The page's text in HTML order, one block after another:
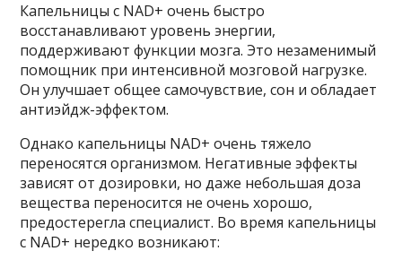
Капельницы с NAD+ очень быстро
восстанавливают уровень энергии,
поддерживают функции мозга. Это незаменимый
помощник при интенсивной мозговой нагрузке.
Он улучшает общее самочувствие, сон и обладает
антиэйдж-эффектом.
Однако капельницы NAD+ очень тяжело
переносятся организмом. Негативные эффекты
зависят от дозировки, но даже небольшая доза
вещества переносится не очень хорошо,
предостерегла специалист. Во время капельницы
с NAD+ нередко возникают: